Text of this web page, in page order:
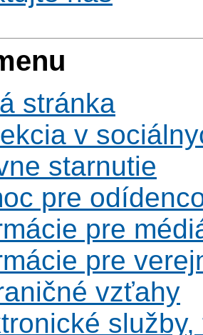
stránka
v
starnutie
pre
pre
pre
vzťahy